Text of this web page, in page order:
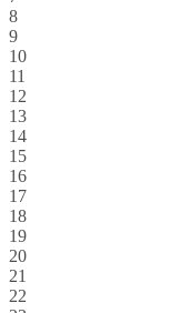
8
9
10
11
12
13
14
15
16
17
18
19
20
21
22